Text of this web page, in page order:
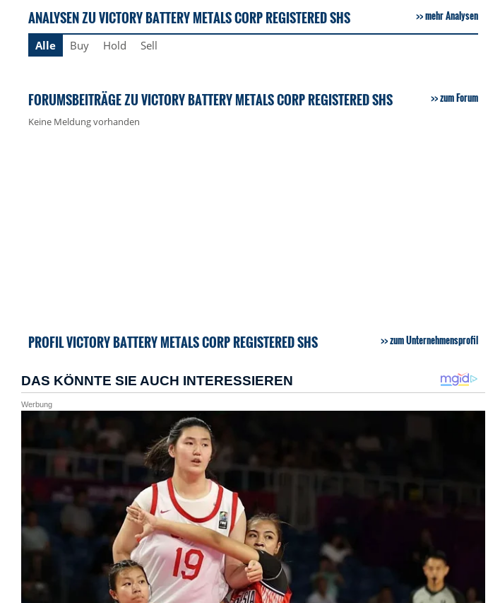
ANALYSEN ZU VICTORY BATTERY METALS CORP REGISTERED SHS mehr Analysen
Alle Buy Hold Sell
FORUMSBEITRÄGE ZU VICTORY BATTERY METALS CORP REGISTERED SHS zum Forum
Keine Meldung vorhanden
PROFIL VICTORY BATTERY METALS CORP REGISTERED SHS zum Unternehmensprofil